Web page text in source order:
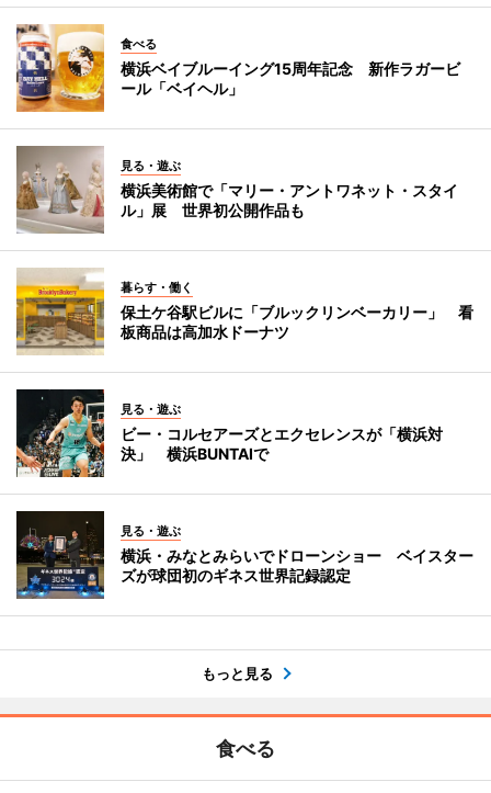
食べる
横浜ベイブルーイング15周年記念 新作ラガービ
ール「ベイヘル」
見る・遊ぶ
横浜美術館で「マリー・アントワネット・スタイ
ル」展 世界初公開作品も
暮らす・働く
保土ケ谷駅ビルに「ブルックリンベーカリー」 看
板商品は高加水ドーナツ
見る・遊ぶ
ビー・コルセアーズとエクセレンスが「横浜対
決」 横浜BUNTAIで
見る・遊ぶ
横浜・みなとみらいでドローンショー ベイスター
ズが球団初のギネス世界記録認定
もっと見る
食べる